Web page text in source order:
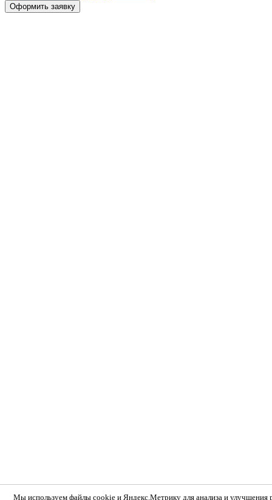
Мы используем файлы cookie и Яндекс.Метрику для анализа и улучшения